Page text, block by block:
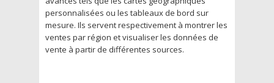
personnalisées ou les tableaux de bord sur
mesure. Ils servent respectivement à montrer les
ventes par région et visualiser les données de
vente à partir de différentes sources.